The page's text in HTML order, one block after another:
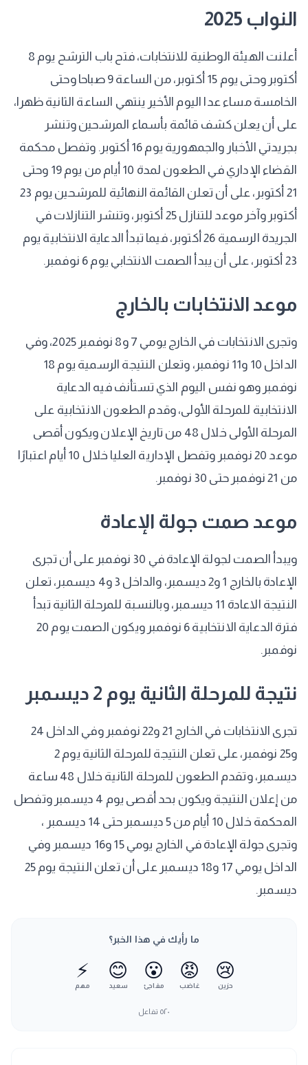
النواب 2025
أعلنت الهيئة الوطنية للانتخابات، فتح باب الترشح يوم 8
أكتوبر وحتى يوم 15 أكتوبر، من الساعة 9 صباحا وحتى
الخامسة مساء عدا اليوم الأخير ينتهي الساعة الثانية ظهرا،
على أن يعلن كشف قائمة بأسماء المرشحين وتنشر
بجريدتي الأخبار والجمهورية يوم 16 أكتوبر. وتفصل محكمة
القضاء الإداري في الطعون لمدة 10 أيام من يوم 19 وحتى
21 أكتوبر، على أن تعلن القائمة النهائية للمرشحين يوم 23
أكتوبر وآخر موعد للتنازل 25 أكتوبر، وتنشر التنازلات في
الجريدة الرسمية 26 أكتوبر، فيما تبدأ الدعاية الانتخابية يوم
23 أكتوبر، على أن يبدأ الصمت الانتخابي يوم 6 نوفمبر.
موعد الانتخابات بالخارج
وتجرى الانتخابات في الخارج يومي 7 و8 نوفمبر 2025، وفي
الداخل 10 و11 نوفمبر، وتعلن النتيجة الرسمية يوم 18
نوفمبر وهو نفس اليوم الذي تستأنف فيه الدعاية
الانتخابية للمرحلة الأولى، وقدم الطعون الانتخابية على
المرحلة الأولى خلال 48 من تاريخ الإعلان ويكون أقصى
موعد 20 نوفمبر وتفصل الإدارية العليا خلال 10 أيام اعتبارًا
من 21 نوفمبر حتى 30 نوفمبر.
موعد صمت جولة الإعادة
ويبدأ الصمت لجولة الإعادة في 30 نوفمبر على أن تجرى
الإعادة بالخارج 1 و2 ديسمبر، والداخل 3 و4 ديسمبر، تعلن
النتيجة الاعادة 11 ديسمبر، وبالنسبة للمرحلة الثانية تبدأ
فترة الدعاية الانتخابية 6 نوفمبر ويكون الصمت يوم 20
نوفمبر.
نتيجة للمرحلة الثانية يوم 2 ديسمبر
تجرى الانتخابات في الخارج 21 و22 نوفمبر وفي الداخل 24
و25 نوفمبر، على تعلن النتيجة للمرحلة الثانية يوم 2
ديسمبر، وتقدم الطعون للمرحلة الثانية خلال 48 ساعة
من إعلان النتيجة ويكون بحد أقصى يوم 4 ديسمبر وتفصل
المحكمة خلال 10 أيام من 5 ديسمبر حتى 14 ديسمبر ،
وتجرى جولة الإعادة في الخارج يومي 15 و16 ديسمبر وفي
الداخل يومي 17 و18 ديسمبر على أن تعلن النتيجة يوم 25
ديسمبر.
ما رأيك في هذا الخبر؟
😢
حزين
😡
غاضب
😮
مفاجئ
😊
سعيد
⚡
مهم
٥٢٠ تفاعل